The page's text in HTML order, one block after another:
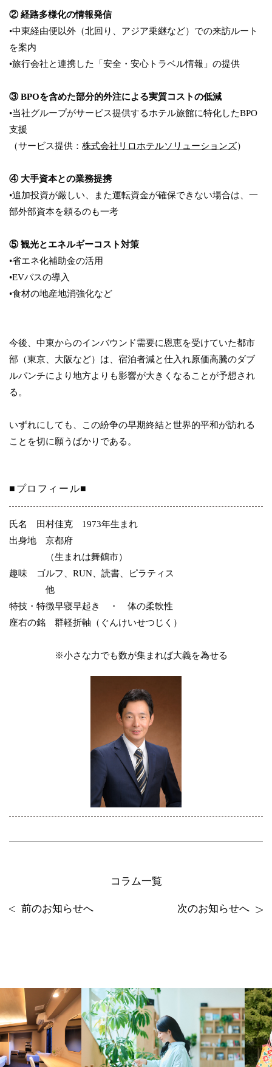
② 経路多様化の情報発信
•中東経由便以外（北回り、アジア乗継など）での来訪ルート
を案内
•旅行会社と連携した「安全・安心トラベル情報」の提供
③ BPOを含めた部分的外注による実質コストの低減
•当社グループがサービス提供するホテル旅館に特化したBPO
支援
（サービス提供： 株式会社リロホテルソリューションズ）
④ 大手資本との業務提携
•追加投資が厳しい、また運転資金が確保できない場合は、一
部外部資本を頼るのも一考
⑤ 観光とエネルギーコスト対策
•省エネ化補助金の活用
•EVバスの導入
•食材の地産地消強化など
今後、中東からのインバウンド需要に恩恵を受けていた都市
部（東京、大阪など）は、宿泊者減と仕入れ原価高騰のダブ
ルパンチにより地方よりも影響が大きくなることが予想され
る。
いずれにしても、この紛争の早期終結と世界的平和が訪れる
ことを切に願うばかりである。
■プロフィール■
氏名
田村佳克 1973年生まれ
出身地 京都府
（生まれは舞鶴市）
趣味
ゴルフ、RUN、読書、ピラティス
他
特技・特徴早寝早起き ・ 体の柔軟性
座右の銘 群軽折軸（ぐんけいせつじく）
※小さな力でも数が集まれば大義を為せる
前のお知らせへ
コラム一覧
次のお知らせへ